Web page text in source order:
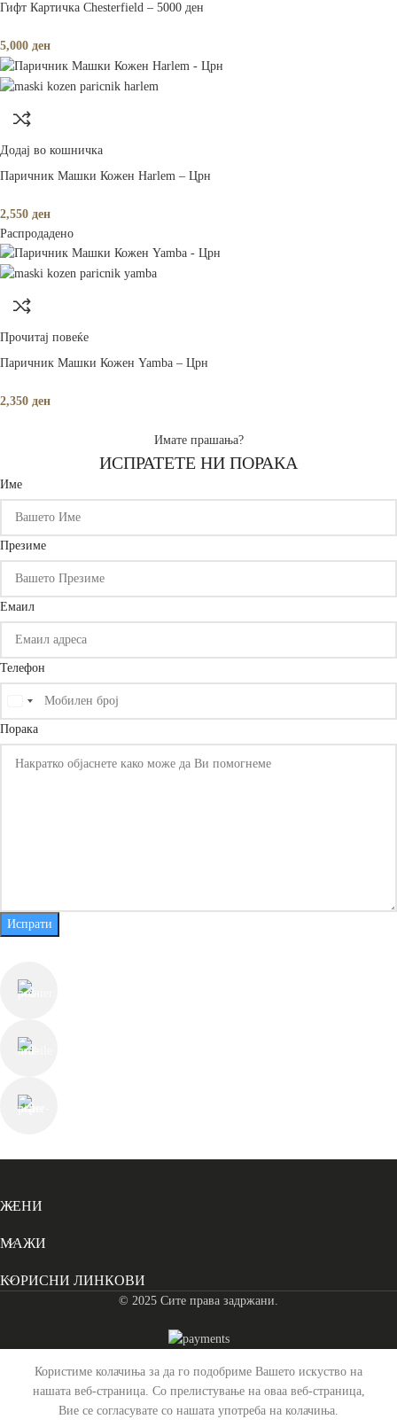
Гифт Картичка Chesterfield – 5000 ден
5,000 ден
Додај во кошничка
Паричник Машки Кожен Harlem – Црн
2,550 ден
Распродадено
Прочитај повеќе
Паричник Машки Кожен Yamba – Црн
2,350 ден
Имате прашања?
ИСПРАТЕТЕ НИ ПОРАКА
Име
Презиме
Емаил
Телефон
United
States
+1
Порака
Испрати
ЖЕНИ
МАЖИ
КОРИСНИ ЛИНКОВИ
© 2025 Сите права задржани.
Користиме колачиња за да го подобриме Вашето искуство на
нашата веб-страница. Со прелистување на оваа веб-страница,
Вие се согласувате со нашата употреба на колачиња.
Гифт Картичка Chesterfield – 500 ден